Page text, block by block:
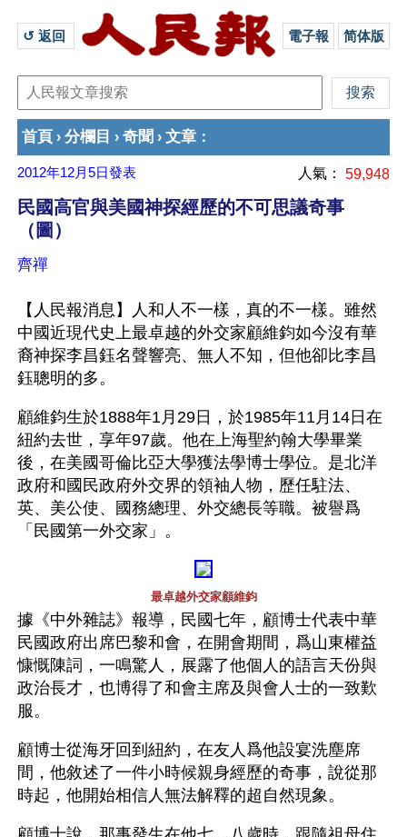
↺ 返回 電子報 简体版
首頁 › 分欄目 › 奇聞 › 文章 ：
2012年12月5日發表 人氣： 59,948
民國高官與美國神探經歷的不可思議奇事
（圖）
齊禪
【人民報消息】人和人不一樣，真的不一樣。雖然
中國近現代史上最卓越的外交家顧維鈞如今沒有華
裔神探李昌鈺名聲響亮、無人不知，但他卻比李昌
鈺聰明的多。
顧維鈞生於1888年1月29日，於1985年11月14日在
紐約去世，享年97歲。他在上海聖約翰大學畢業
後，在美國哥倫比亞大學獲法學博士學位。是北洋
政府和國民政府外交界的領袖人物，歷任駐法、
英、美公使、國務總理、外交總長等職。被譽爲
「民國第一外交家」。
最卓越外交家顧維鈞
據《中外雜誌》報導，民國七年，顧博士代表中華
民國政府出席巴黎和會，在開會期間，爲山東權益
慷慨陳詞，一鳴驚人，展露了他個人的語言天份與
政治長才，也博得了和會主席及與會人士的一致歎
服。
顧博士從海牙回到紐約，在友人爲他設宴洗塵席
間，他敘述了一件小時候親身經歷的奇事，說從那
時起，他開始相信人無法解釋的超自然現象。